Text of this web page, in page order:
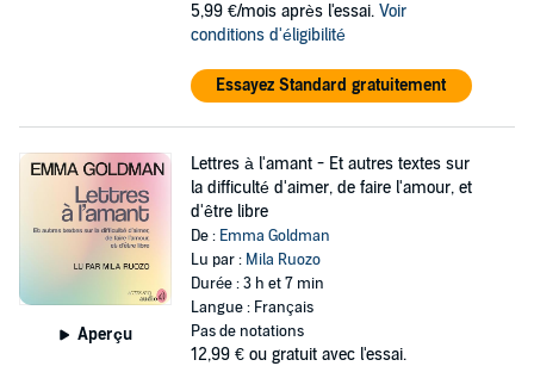
5,99 €/mois après l'essai. Voir
conditions d'éligibilité
Essayez Standard gratuitement
Aperçu
Lettres à l'amant - Et autres textes sur
la difficulté d'aimer, de faire l'amour, et
d'être libre
De : Emma Goldman
Lu par : Mila Ruozo
Durée : 3 h et 7 min
Langue : Français
Pas de notations
12,99 € ou gratuit avec l'essai.